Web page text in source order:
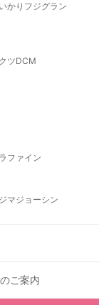
いかり フジグラン
ツDCM
ファイン
マジョーシン
ご案内